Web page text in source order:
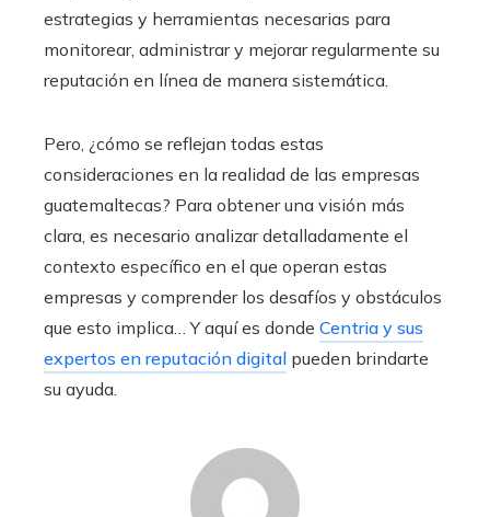
estrategias y herramientas necesarias para
monitorear, administrar y mejorar regularmente su
reputación en línea de manera sistemática.
Pero, ¿cómo se reflejan todas estas
consideraciones en la realidad de las empresas
guatemaltecas? Para obtener una visión más
clara, es necesario analizar detalladamente el
contexto específico en el que operan estas
empresas y comprender los desafíos y obstáculos
que esto implica… Y aquí es donde Centria y sus
expertos en reputación digital pueden brindarte
su ayuda.